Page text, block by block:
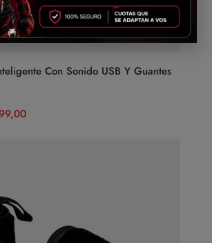
Con Sonido USB Y Guantes